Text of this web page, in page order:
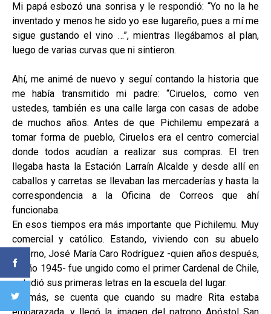
Mi papá esbozó una sonrisa y le respondió: “Yo no la he
inventado y menos he sido yo ese lugareño, pues a mí me
sigue gustando el vino …”, mientras llegábamos al plan,
luego de varias curvas que ni sintieron.
Ahí, me animé de nuevo y seguí contando la historia que
me había transmitido mi padre: “Ciruelos, como ven
ustedes, también es una calle larga con casas de adobe
de muchos años. Antes de que Pichilemu empezará a
tomar forma de pueblo, Ciruelos era el centro comercial
donde todos acudían a realizar sus compras. El tren
llegaba hasta la Estación Larraín Alcalde y desde allí en
caballos y carretas se llevaban las mercaderías y hasta la
correspondencia a la Oficina de Correos que ahí
funcionaba.
En esos tiempos era más importante que Pichilemu. Muy
comercial y católico. Estando, viviendo con su abuelo
paterno, José María Caro Rodríguez -quien años después,
el año 1945- fue ungido como el primer Cardenal de Chile,
estudió sus primeras letras en la escuela del lugar.
Es más, se cuenta que cuando su madre Rita estaba